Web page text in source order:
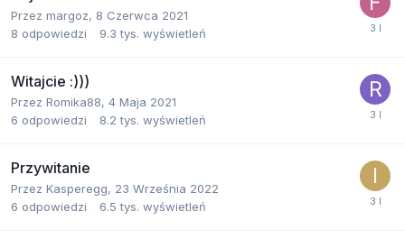
Przez margoz, 8 Czerwca 2021
8 odpowiedzi 9.3 tys. wyświetleń
Witajcie :)))
Przez Romika88, 4 Maja 2021
6 odpowiedzi 8.2 tys. wyświetleń
Przywitanie
Przez Kasperegg, 23 Września 2022
6 odpowiedzi 6.5 tys. wyświetleń